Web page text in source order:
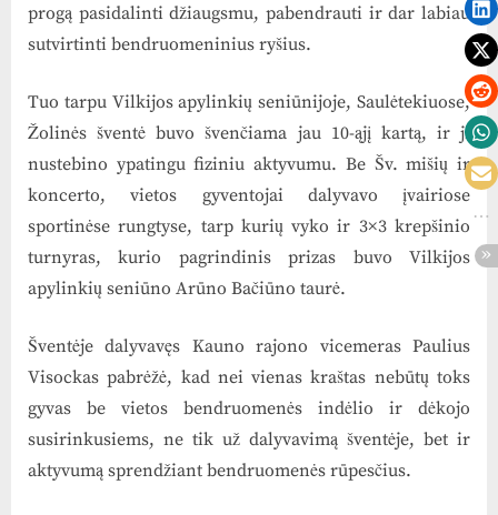
progą pasidalinti džiaugsmu, pabendrauti ir dar labiau
sutvirtinti bendruomeninius ryšius.
Tuo tarpu Vilkijos apylinkių seniūnijoje, Saulėtekiuose,
Žolinės šventė buvo švenčiama jau 10-ąjį kartą, ir ji
nustebino ypatingu fiziniu aktyvumu. Be Šv. mišių ir
koncerto, vietos gyventojai dalyvavo įvairiose
sportinėse rungtyse, tarp kurių vyko ir 3×3 krepšinio
turnyras, kurio pagrindinis prizas buvo Vilkijos
apylinkių seniūno Arūno Bačiūno taurė.
Šventėje dalyvavęs Kauno rajono vicemeras Paulius
Visockas pabrėžė, kad nei vienas kraštas nebūtų toks
gyvas be vietos bendruomenės indėlio ir dėkojo
susirinkusiems, ne tik už dalyvavimą šventėje, bet ir
aktyvumą sprendžiant bendruomenės rūpesčius.